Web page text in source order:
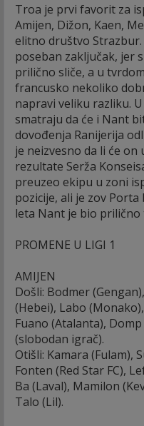
Troa je prvi favorit za
Amijen, Dižon, Kaen,
elitno društvo
poseban zaključak, jer
prilično sliče, a u
francusko nekoliko
napravi veliku razliku.
smatraju da će i Nant
dovođenja Ranijerija
je neizvesno da li će on
rezultate Serža
preuzeo ekipu u zoni
pozicije, ali je zov
leta Nant je bio
PROMENE U LIGI 1
AMIJEN
Došli: Bodmer
(Hebei), Labo
Fuano (Atalanta),
(slobodan igrač).
Otišli: Kamara (Fulam),
Fonten (Red Star FC),
Ba (Laval), Mamilon
Talo (Lil).